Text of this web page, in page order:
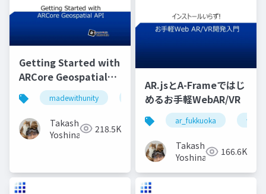
Getting Started with
ARCore Geospatial
API & Unitymadewithunity ar_fukuoka arcore
Takashi
Yoshinaga 218.5K
AR.jsとA-Frameではじ
めるお手軽WebAR/VR
ar_fukkuoka
Takashi
Yoshinaga 166.6K